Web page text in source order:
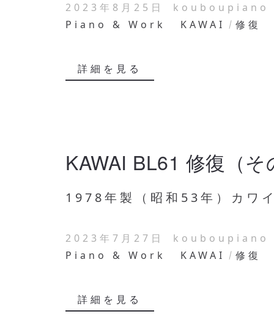
2023年8月25日
kouboupiano
Piano & Work
KAWAI 修復
詳細を見る
KAWAI BL61 修復（そ
1978年製（昭和53年）カワ
2023年7月27日
kouboupiano
Piano & Work
KAWAI 修復
詳細を見る